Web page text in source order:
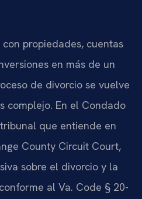
propiedades, cuentas
en más de un
de divorcio se vuelve
complejo. En el Condado
que entiende en
County Circuit Court,
sobre el divorcio y la
al Va. Code § 20-